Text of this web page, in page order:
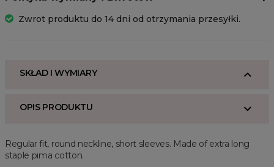
Zwrot produktu do 14 dni od otrzymania przesyłki.
SKŁAD I WYMIARY
OPIS PRODUKTU
Regular fit, round neckline, short sleeves. Made of extra long
staple pima cotton.